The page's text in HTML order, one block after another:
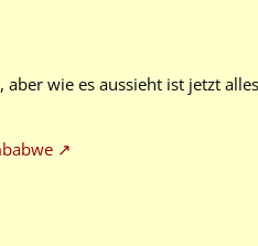
wie es aussieht ist jetzt